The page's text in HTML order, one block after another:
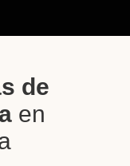
de
en